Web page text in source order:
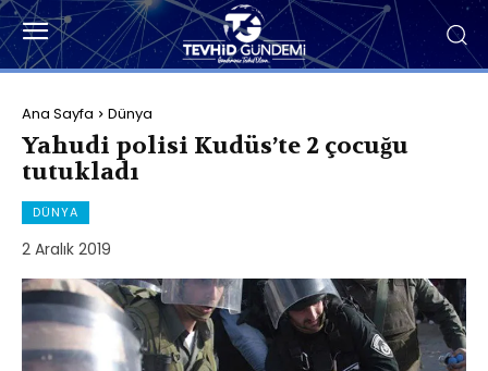
Ana Sayfa Dünya
Yahudi polisi Kudüs’te 2 çocuğu
tutukladı
DÜNYA
2 Aralık 2019